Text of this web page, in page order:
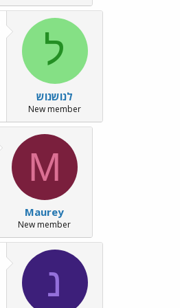
ל
לנושנוש
New member
M
Maurey
New member
נ